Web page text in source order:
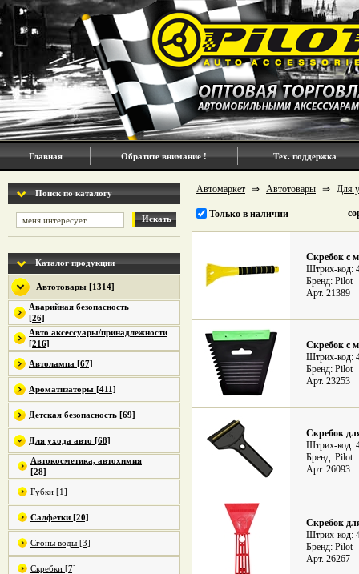
Главная Обратите внимание ! Тех. поддержка
Поиск по каталогу
Искать
Каталог продукции
Автотовары [1314]
Аварийная безопасность
[26]
Авто аксессуары/принадлежности
[216]
Автолампа [67]
Ароматизаторы [411]
Детская безопасность [69]
Для ухода авто [68]
Автокосметика, автохимия
[28]
Губки [1]
Салфетки [20]
Сгоны воды [3]
Скребки [7]
Автомаркет ⇒ Автотовары ⇒ Для
Только в наличии
Скребок с
Штрих-код:
Бренд: Pilot
Арт. 21389
Скребок с
Штрих-код:
Бренд: Pilot
Арт. 23253
Скребок
Штрих-код:
Бренд: Pilot
Арт. 26093
Скребок
Штрих-код:
Бренд: Pilot
Арт. 26267